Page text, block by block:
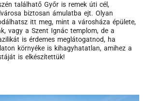
találhatő Győr is remek úti cél,
biztosan ámulatba ejt. Olyan
itt meg, mint a városháza épülete,
vagy a Szent Ignác templom, de a
is érdemes meglátogatnod, ha
környéke is kihagyhatatlan, amihez a
is elkészítettük!